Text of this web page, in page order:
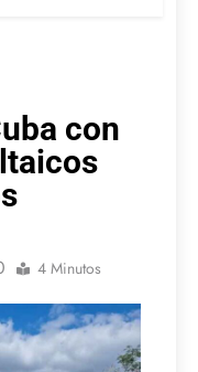
con
4 Minutos